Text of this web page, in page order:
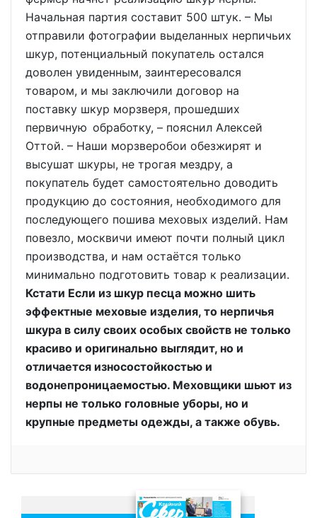
Начальная партия составит 500 штук. – Мы
отправили фотографии выделанных нерпичьих
шкур, потенциальный покупатель остался
доволен увиденным, заинтересовался
товаром, и мы заключили договор на
поставку шкур морзверя, прошедших
первичную обработку, – пояснил Алексей
Оттой. – Наши морзверобои обезжирят и
высушат шкуры, не трогая мездру, а
покупатель будет самостоятельно доводить
продукцию до состояния, необходимого для
последующего пошива меховых изделий. Нам
повезло, москвичи имеют почти полный цикл
производства, и нам остаётся только
минимально подготовить товар к реализации.
Кстати Если из шкур песца можно шить
эффектные меховые изделия, то нерпичья
шкура в силу своих особых свойств не только
красиво и оригинально выглядит, но и
отличается износостойкостью и
водонепроницаемостью. Меховщики шьют из
нерпы не только головные уборы, но и
крупные предметы одежды, а также обувь.